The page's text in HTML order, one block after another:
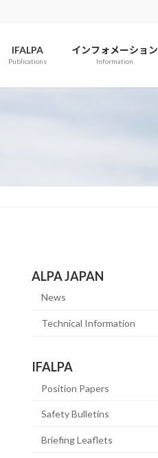
IFALPA
Publications
インフォメーション
Information
ALPA JAPAN
News
Technical Information
IFALPA
Position Papers
Safety Bulletins
Briefing Leaflets